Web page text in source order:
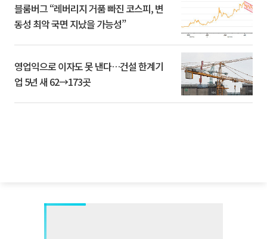
블룸버그 “레버리지 거품 빠진 코스피, 변
동성 최악 국면 지났을 가능성”
영업익으로 이자도 못 낸다…건설 한계기
업 5년 새 62→173곳